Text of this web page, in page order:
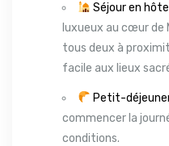
Séjour en
luxueux au cœur de
tous deux à
facile aux lieux
Petit-
commencer la
conditions.